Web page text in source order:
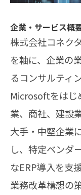
企業・サービス概
株式会社コネク
を軸に、企業の
るコンサルティ
Microsoftをはじ
業、商社、建設
大手・中堅企業
し、特定ベンダ
なERP導入を支
業務改革構想の